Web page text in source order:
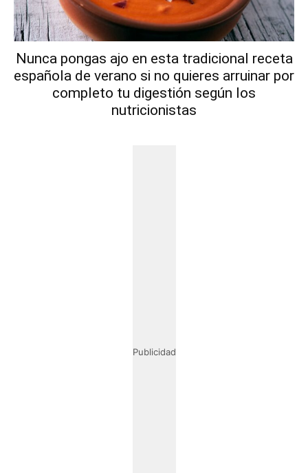
Nunca pongas ajo en esta tradicional receta
española de verano si no quieres arruinar por
completo tu digestión según los
nutricionistas
Publicidad